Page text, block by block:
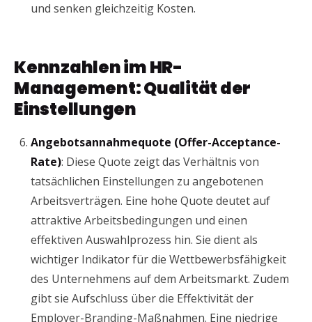
und senken gleichzeitig Kosten.
Kennzahlen im HR-
Management: Qualität der
Einstellungen
Angebotsannahmequote (Offer-Acceptance-
Rate): Diese Quote zeigt das Verhältnis von
tatsächlichen Einstellungen zu angebotenen
Arbeitsverträgen. Eine hohe Quote deutet auf
attraktive Arbeitsbedingungen und einen
effektiven Auswahlprozess hin. Sie dient als
wichtiger Indikator für die Wettbewerbsfähigkeit
des Unternehmens auf dem Arbeitsmarkt. Zudem
gibt sie Aufschluss über die Effektivität der
Employer-Branding-Maßnahmen. Eine niedrige